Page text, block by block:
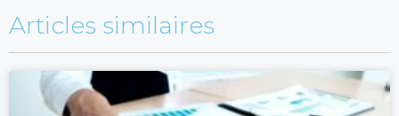
Articles similaires